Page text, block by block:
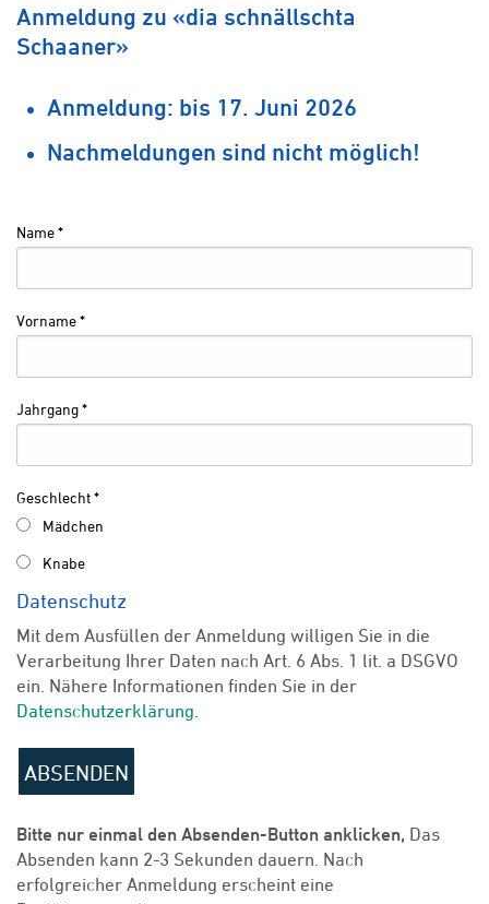
Anmeldung zu «dia schnällschta
Schaaner»
Anmeldung: bis 17. Juni 2026
Nachmeldungen sind nicht möglich!
Name*
Vorname*
Jahrgang*
Geschlecht*
Mädchen
Knabe
Datenschutz
Mit dem Ausfüllen der Anmeldung willigen Sie in die
Verarbeitung Ihrer Daten nach Art. 6 Abs. 1 lit. a DSGVO
ein. Nähere Informationen finden Sie in der
Datenschutzerklärung.
ABSENDEN
Bitte nur einmal den Absenden-Button anklicken, Das
Absenden kann 2-3 Sekunden dauern. Nach
erfolgreicher Anmeldung erscheint eine